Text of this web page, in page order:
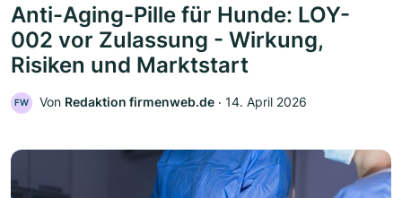
Anti-Aging-Pille für Hunde: LOY-
002 vor Zulassung - Wirkung,
Risiken und Marktstart
FW Von Redaktion firmenweb.de ‧ 14. April 2026